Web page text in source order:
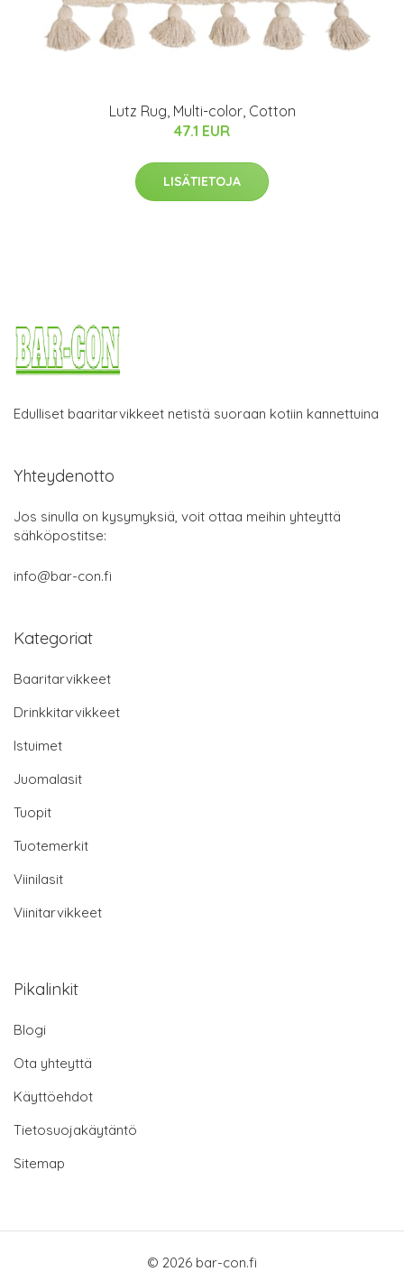
Lutz Rug, Multi-color, Cotton
47.1 EUR
LISÄTIETOJA
Edulliset baaritarvikkeet netistä suoraan kotiin kannettuina
Yhteydenotto
Jos sinulla on kysymyksiä, voit ottaa meihin yhteyttä
sähköpostitse:
info@bar-con.fi
Kategoriat
Baaritarvikkeet
Drinkkitarvikkeet
Istuimet
Juomalasit
Tuopit
Tuotemerkit
Viinilasit
Viinitarvikkeet
Pikalinkit
Blogi
Ota yhteyttä
Käyttöehdot
Tietosuojakäytäntö
Sitemap
© 2026 bar-con.fi